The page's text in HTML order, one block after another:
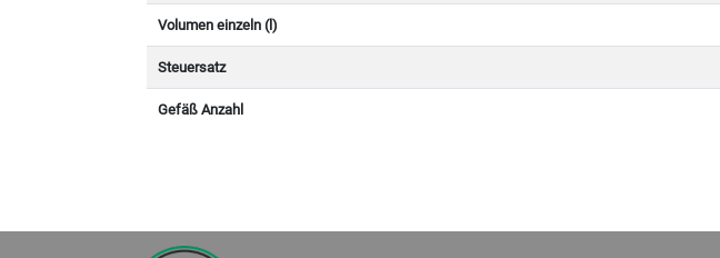
Volumen einzeln (l)
Steuersatz
Gefäß Anzahl